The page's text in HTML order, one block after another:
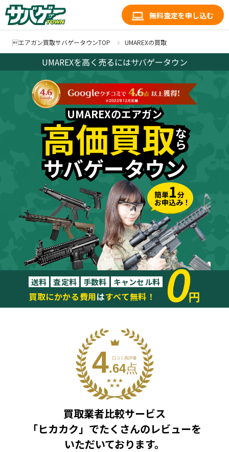
無料査定を申し込む
エアガン買取サバゲータウンTOP UMAREXの買取
UMAREXを高く売るにはサバゲータウン
簡単1分
お申込み！
UMAREXのエアガン
高価買取な
ら
サバゲータウン
UMAREXのエアガン
高価買取な
ら
サバゲータウン
送料 査定料 手数料 キャンセル料
買取にかかる費用はすべて無料！ 0
円
買取業者比較サービス
「ヒカカク」でたくさんのレビューを
いただいております。